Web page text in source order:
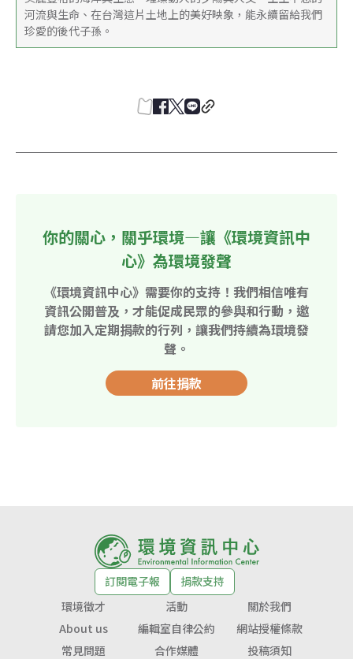
河流與生命、在台灣這片土地上的美好映象，能永續留給我們
珍愛的後代子孫。
你的關心，關乎環境—讓《環境資訊中
心》為環境發聲
《環境資訊中心》需要你的支持！我們相信唯有
資訊公開普及，才能促成民眾的參與和行動，邀
請您加入定期捐款的行列，讓我們持續為環境發
聲。
前往捐款
訂閱電子報
捐款支持
環境徵才
活動
關於我們
About us
編輯室自律公約
網站授權條款
常見問題
合作媒體 投稿須知